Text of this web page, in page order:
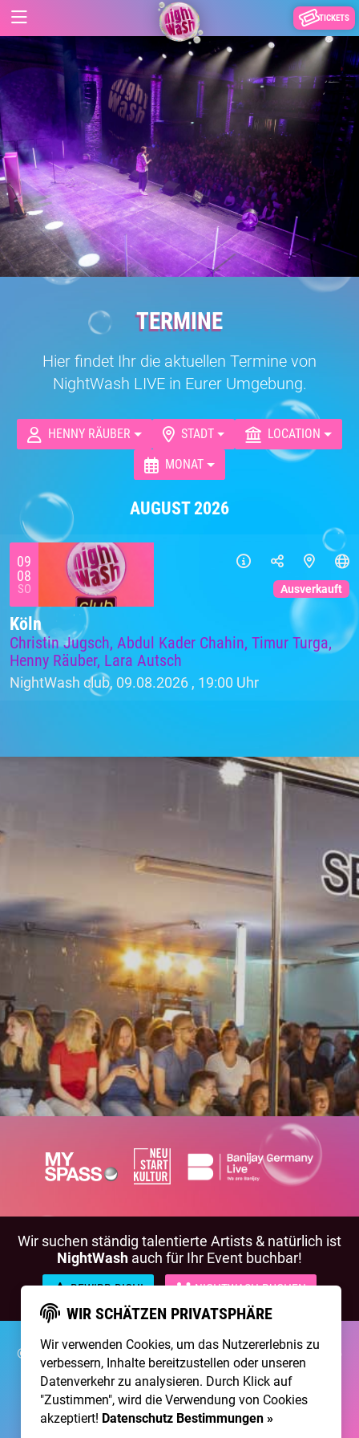
TICKETS
TERMINE
Hier findet Ihr die aktuellen Termine von
NightWash LIVE in Eurer Umgebung.
HENNY RÄUBER STADT
LOCATION
MONAT
AUGUST 2026
09
08
SO
Köln
Christin Jugsch, Abdul Kader Chahin, Timur Turga,
Henny Räuber, Lara Autsch
NightWash club, 09.08.2026 , 19:00 Uhr
Ausverkauft
Wir suchen ständig talentierte Artists & natürlich ist
NightWash auch für Ihr Event buchbar!
BEWIRB DICH! NIGHTWASH BUCHEN
©2026 Brainpool LiveÜber UnsKontaktMembership
ImpressumDatenschutz
Erstellt mit von300 Design
grüner IT
WIR SCHÄTZEN PRIVATSPHÄRE
Wir verwenden Cookies, um das Nutzererlebnis zu
verbessern, Inhalte bereitzustellen oder unseren
Datenverkehr zu analysieren. Durch Klick auf
"Zustimmen", wird die Verwendung von Cookies
akzeptiert! Datenschutz Bestimmungen »